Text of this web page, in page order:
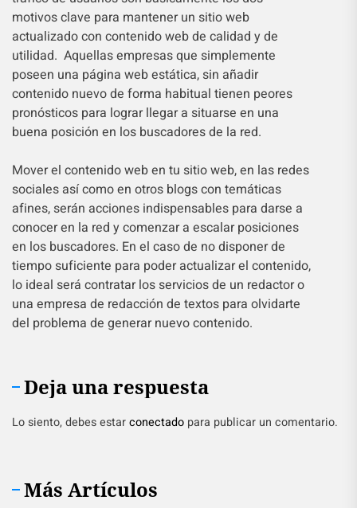
motivos clave para mantener un sitio web
actualizado con contenido web de calidad y de
utilidad. Aquellas empresas que simplemente
poseen una página web estática, sin añadir
contenido nuevo de forma habitual tienen peores
pronósticos para lograr llegar a situarse en una
buena posición en los buscadores de la red.
Mover el contenido web en tu sitio web, en las redes
sociales así como en otros blogs con temáticas
afines, serán acciones indispensables para darse a
conocer en la red y comenzar a escalar posiciones
en los buscadores. En el caso de no disponer de
tiempo suficiente para poder actualizar el contenido,
lo ideal será contratar los servicios de un redactor o
una empresa de redacción de textos para olvidarte
del problema de generar nuevo contenido.
Deja una respuesta
Lo siento, debes estarconectado para publicar un comentario.
Más Artículos